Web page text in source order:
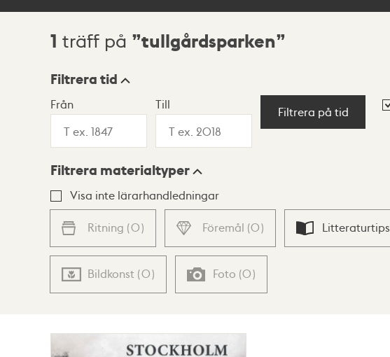
Sökresultat
1 träff på tullgårdsparken
Visningsläge
Lista Karta
Filtrera tid
Från Till
Filtrera på tid
Filtrera materialtyper
Visa inte lärarhandledningar
Ritning (0) Föremål (0) Litteraturtips
Bildkonst (0) Foto (0)